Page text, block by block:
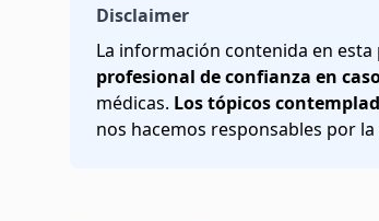
Disclaimer
La información contenida en
profesional de confianza en
médicas. Los tópicos
nos hacemos responsables por